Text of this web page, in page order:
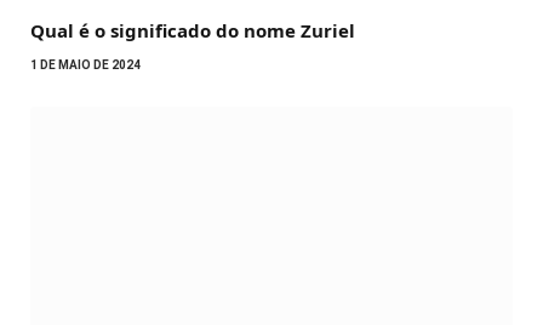
Qual é o significado do nome Zuriel
1 DE MAIO DE 2024